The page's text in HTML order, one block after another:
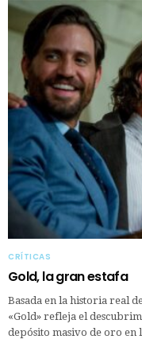
CRÍTICAS
Gold, la gran estafa
Basada en la historia real
«Gold» refleja el
depósito masivo de oro en